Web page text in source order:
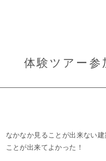
体験ツアー参
なかなか見ることが出来ない
ことが出来てよかった！